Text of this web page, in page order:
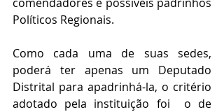
Políticos Regionais.
Como cada uma de suas sedes,
poderá ter apenas um Deputado
Distrital para apadrinhá-la, o critério
adotado pela instituição foi  o de